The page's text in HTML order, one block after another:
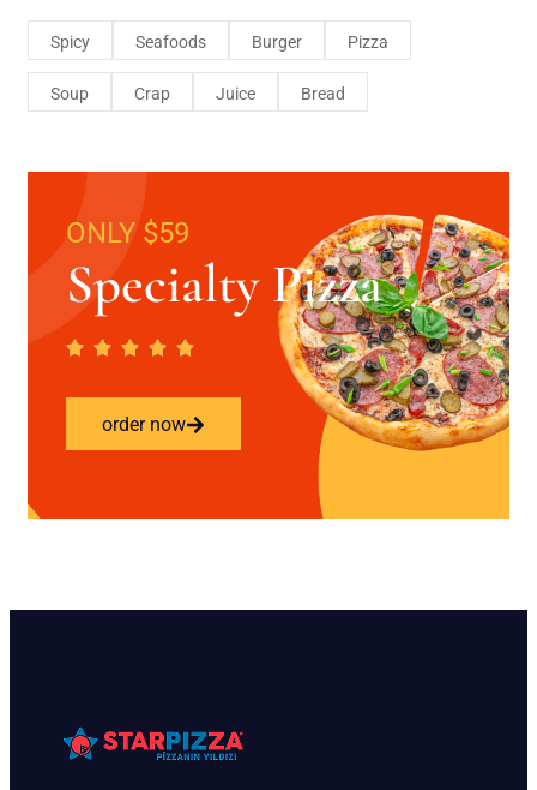
Spicy Seafoods Burger Pizza
Soup Crap Juice Bread
ONLY $59
Specialty Pizza
order now